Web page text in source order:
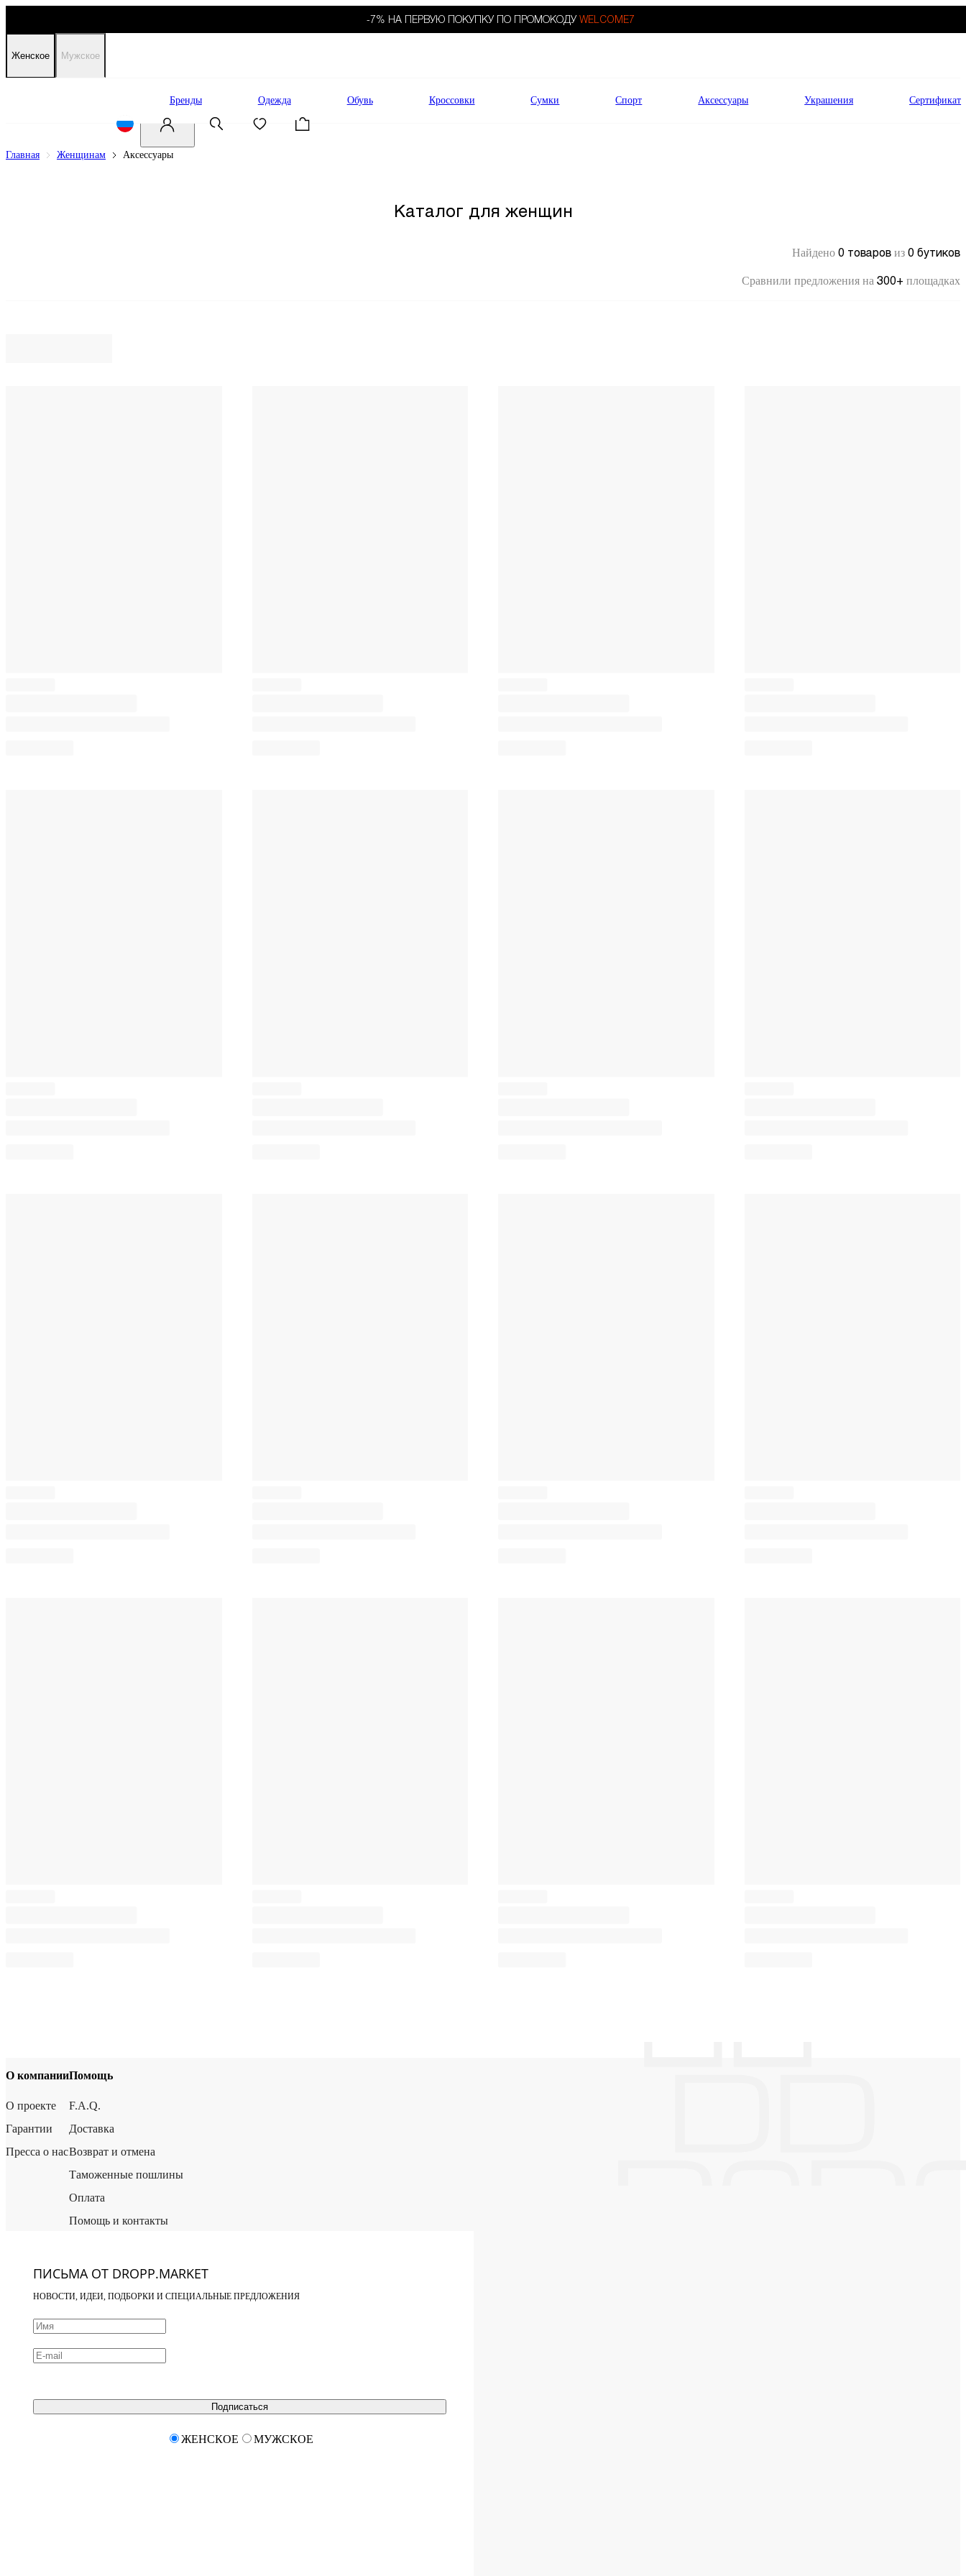
-7% НА ПЕРВУЮ ПОКУПКУ ПО ПРОМОКОДУ WELCOME7
Женское Мужское
Бренды Одежда Обувь Кроссовки Сумки Спорт Аксессуары Украшения Сертификат
Главная Женщинам Аксессуары
Каталог для женщин
Найдено 0 товаров из 0 бутиков
Сравнили предложения на 300+ площадках
О компании
О проекте
Гарантии
Пресса о нас
Помощь
F.A.Q.
Доставка
Возврат и отмена
Таможенные пошлины
Оплата
Помощь и контакты
ПИСЬМА ОТ DROPP.MARKET
НОВОСТИ, ИДЕИ, ПОДБОРКИ И СПЕЦИАЛЬНЫЕ ПРЕДЛОЖЕНИЯ
Подписаться
ЖЕНСКОЕ МУЖСКОЕ